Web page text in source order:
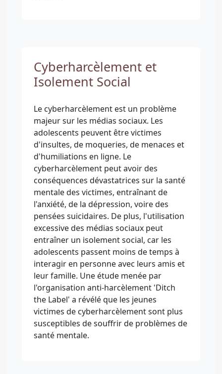
Cyberharcèlement et
Isolement Social
Le cyberharcèlement est un problème
majeur sur les médias sociaux. Les
adolescents peuvent être victimes
d'insultes, de moqueries, de menaces et
d'humiliations en ligne. Le
cyberharcèlement peut avoir des
conséquences dévastatrices sur la santé
mentale des victimes, entraînant de
l'anxiété, de la dépression, voire des
pensées suicidaires. De plus, l'utilisation
excessive des médias sociaux peut
entraîner un isolement social, car les
adolescents passent moins de temps à
interagir en personne avec leurs amis et
leur famille. Une étude menée par
l'organisation anti-harcèlement 'Ditch
the Label' a révélé que les jeunes
victimes de cyberharcèlement sont plus
susceptibles de souffrir de problèmes de
santé mentale.